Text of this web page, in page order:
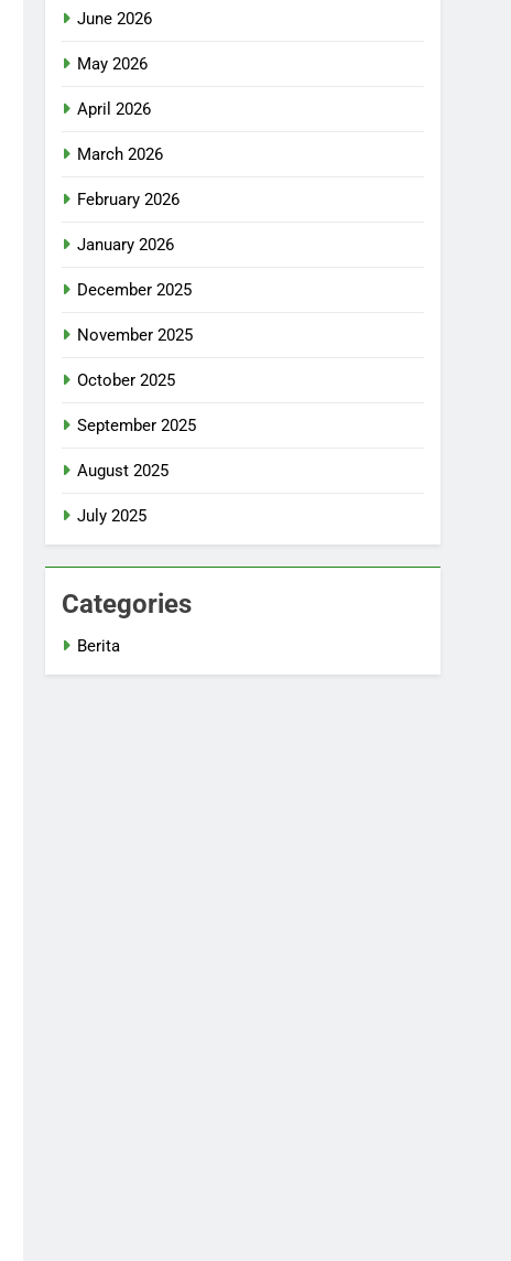
June 2026
May 2026
April 2026
March 2026
February 2026
January 2026
December 2025
November 2025
October 2025
September 2025
August 2025
July 2025
Categories
Berita